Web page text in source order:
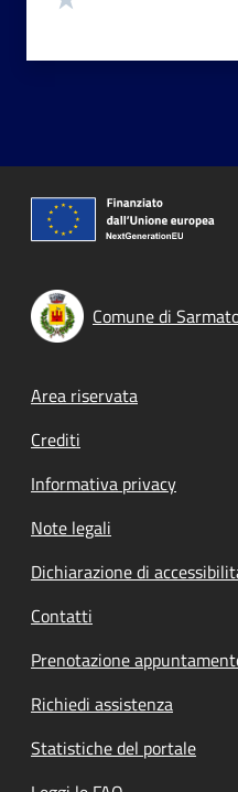
Comune di
Footer menu
Area riservata
Crediti
Informativa privacy
Note legali
Dichiarazione di
Contatti
Prenotazione
Richiedi assistenza
Statistiche del portale